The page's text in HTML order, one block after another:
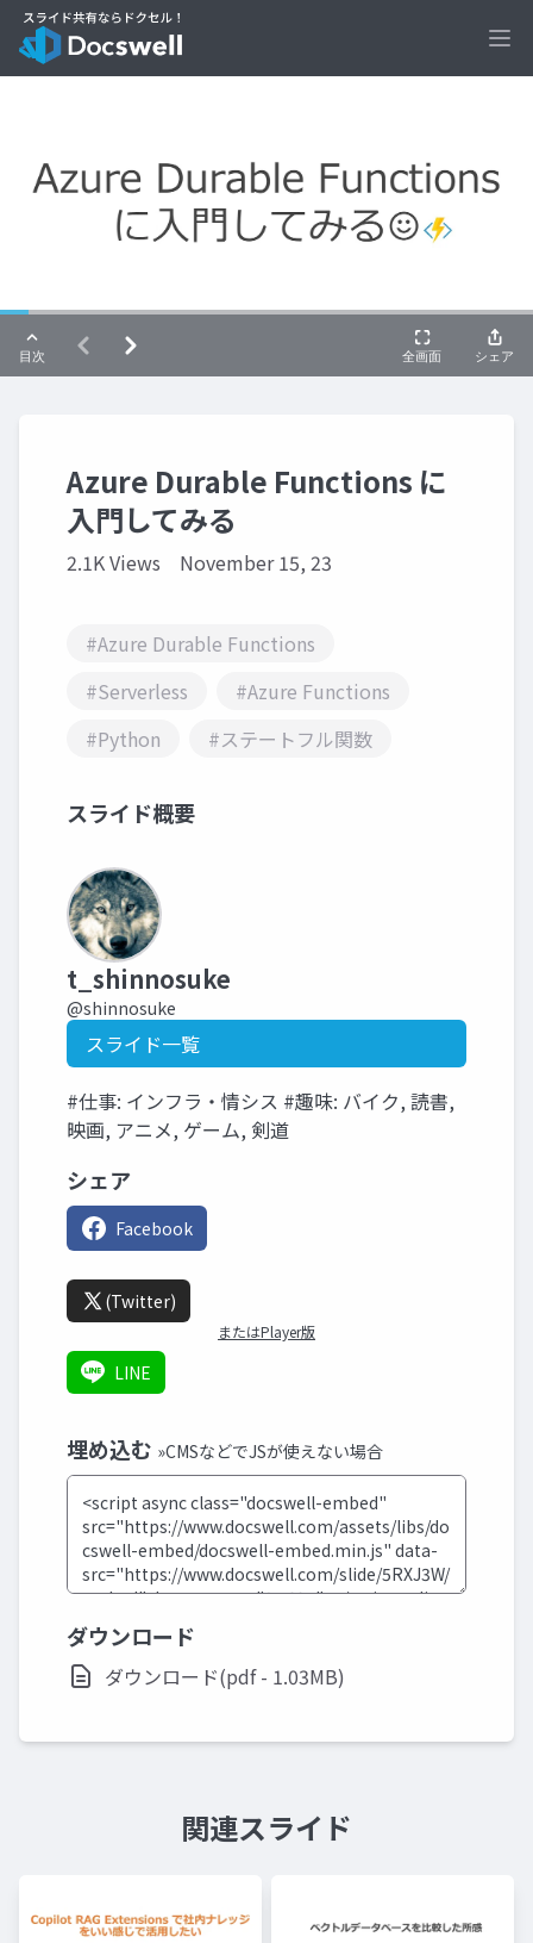
Azure Durable Functions に
入門してみる
2.1K Views November 15, 23
#Azure Durable Functions
#Serverless
#Azure Functions
#Python
#ステートフル関数
スライド概要
t_shinnosuke
@shinnosuke
スライド一覧
#仕事: インフラ・情シス #趣味: バイク, 読書,
映画, アニメ, ゲーム, 剣道
シェア
Facebook
(Twitter)
またはPlayer版
LINE
埋め込む »CMSなどでJSが使えない場合
ダウンロード
ダウンロード(pdf - 1.03MB)
関連スライド